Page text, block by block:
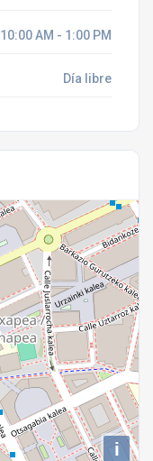
10:00 AM - 1:00 PM
Día libre
i